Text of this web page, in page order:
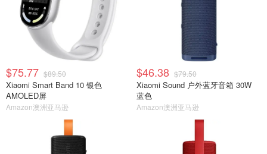
$75.77 $89.50
Xiaomi Smart Band 10 银色
AMOLED屏
Amazon澳洲亚马逊
$46.38 $79.50
Xiaomi Sound 户外蓝牙音箱 30W
蓝色
Amazon澳洲亚马逊